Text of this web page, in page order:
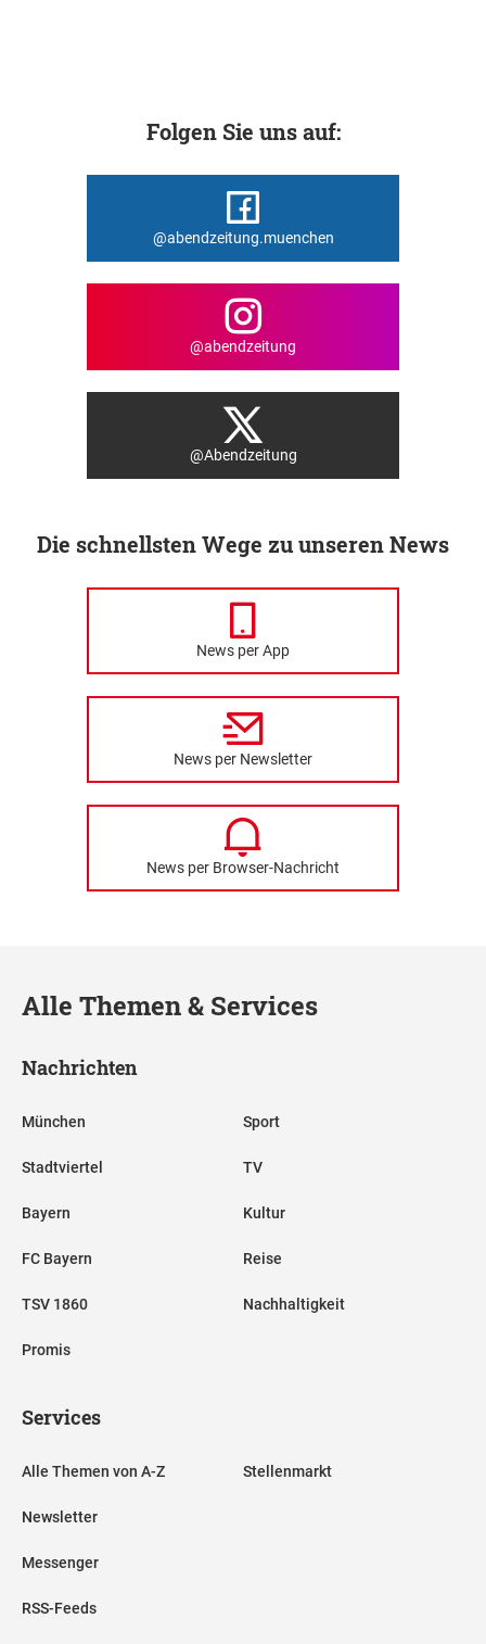
Folgen Sie uns auf:
@abendzeitung.muenchen
@abendzeitung
@Abendzeitung
Die schnellsten Wege zu unseren News
News per App
News per Newsletter
News per Browser-Nachricht
Alle Themen & Services
Nachrichten
München
Stadtviertel
Bayern
FC Bayern
TSV 1860
Promis
Sport
TV
Kultur
Reise
Nachhaltigkeit
Services
Alle Themen von A-Z
Newsletter
Messenger
RSS-Feeds
Stellenmarkt